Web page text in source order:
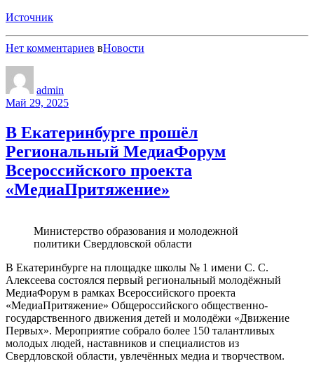
Источник
Нет комментариев вНовости
admin
Май 29, 2025
В Екатеринбурге прошёл
Региональный МедиаФорум
Всероссийского проекта
«МедиаПритяжение»
Министерство образования и молодежной
политики Свердловской области
В Екатеринбурге на площадке школы № 1 имени С. С.
Алексеева состоялся первый региональный молодёжный
МедиаФорум в рамках Всероссийского проекта
«МедиаПритяжение» Общероссийского общественно-
государственного движения детей и молодёжи «Движение
Первых». Мероприятие собрало более 150 талантливых
молодых людей, наставников и специалистов из
Свердловской области, увлечённых медиа и творчеством.